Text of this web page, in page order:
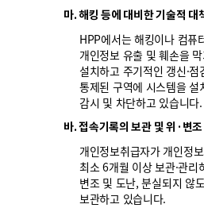
마. 해킹 등에 대비한 기술적
HPP에서는 해킹이나 컴퓨
개인정보 유출 및 훼손을
설치하고 주기적인 갱신·
통제된 구역에 시스템을
감시 및 차단하고 있습니다.
바. 접속기록의 보관 및 위·변조
개인정보취급자가 개인정
최소 6개월 이상 보관·관리
변조 및 도난, 분실되지 않
보관하고 있습니다.